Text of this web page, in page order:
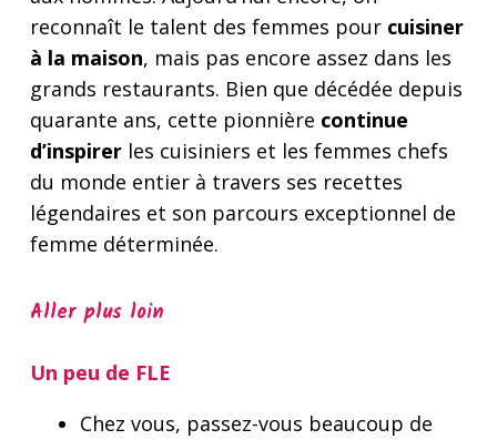
reconnaît le talent des femmes pour cuisiner
à la maison, mais pas encore assez dans les
grands restaurants. Bien que décédée depuis
quarante ans, cette pionnière continue
d’inspirer les cuisiniers et les femmes chefs
du monde entier à travers ses recettes
légendaires et son parcours exceptionnel de
femme déterminée.
Aller plus loin
Un peu de FLE
Chez vous, passez-vous beaucoup de